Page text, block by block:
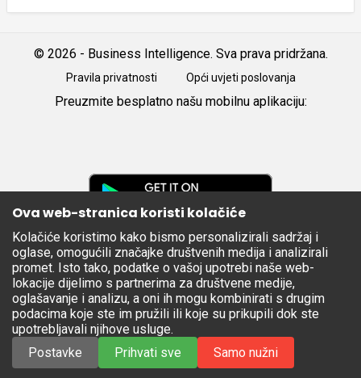
© 2026 - Business Intelligence. Sva prava pridržana.
Pravila privatnosti Opći uvjeti poslovanja
Preuzmite besplatno našu mobilnu aplikaciju:
Apple
Store
Ova web-stranica koristi kolačiće
Kolačiće koristimo kako bismo personalizirali sadržaj i
oglase, omogućili značajke društvenih medija i analizirali
promet. Isto tako, podatke o vašoj upotrebi naše web-
lokacije dijelimo s partnerima za društvene medije,
oglašavanje i analizu, a oni ih mogu kombinirati s drugim
podacima koje ste im pružili ili koje su prikupili dok ste
upotrebljavali njihove usluge.
Postavke
Prihvati sve Samo nužni